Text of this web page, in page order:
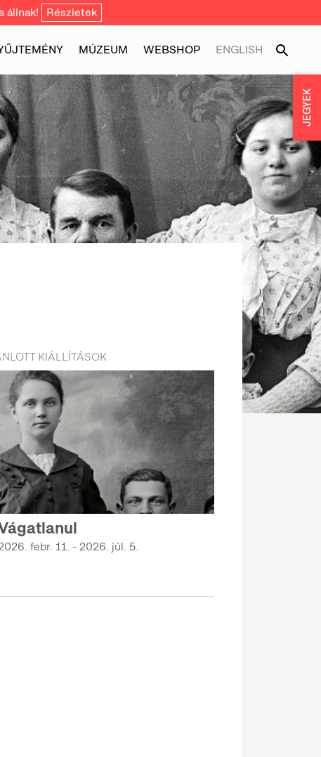
állnak! Részletek
MÚZEUM WEBSHOP ENGLISH
KIÁLLÍTÁSOK
febr. 11. - 2026. júl. 5.
JEGYEK